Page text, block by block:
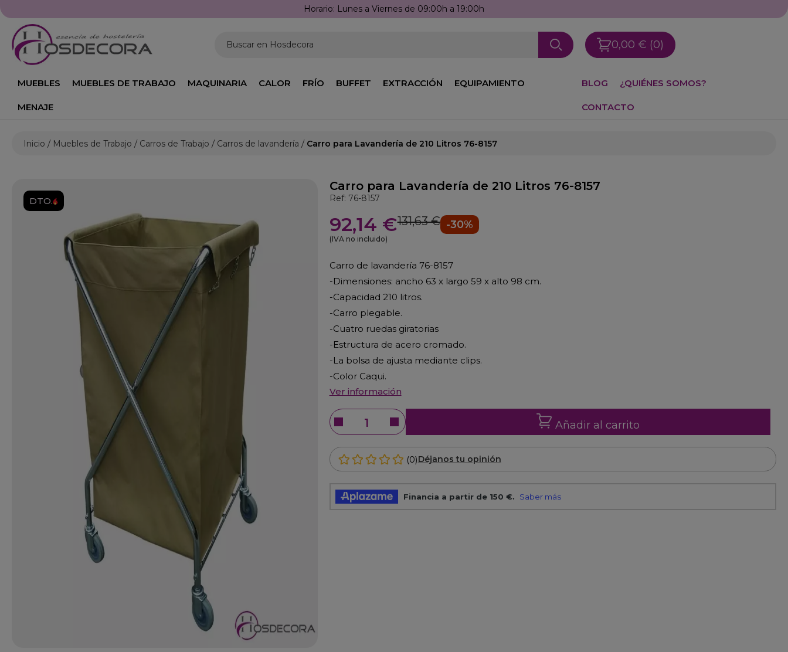
Llámanos: 976 25 59 91
Buscar en Hosdecora 0,00 € (0)
MUEBLES MUEBLES DE TRABAJO MAQUINARIA CALOR FRÍO BUFFET EXTRACCIÓN EQUIPAMIENTO
MENAJE
BLOG ¿QUIÉNES SOMOS?
CONTACTO
Inicio Muebles de Trabajo Carros de Trabajo Carros de lavandería Carro para Lavandería de 210 Litros 76-8157
DTO.
Carro para Lavandería de 210 Litros 76-8157
Ref: 76-8157
92,14 €131,63 € -30%
(IVA no incluido)
Carro de lavandería 76-8157
-Dimensiones: ancho 63 x largo 59 x alto 98 cm.
-Capacidad 210 litros.
-Carro plegable.
-Cuatro ruedas giratorias
-Estructura de acero cromado.
-La bolsa de ajusta mediante clips.
-Color Caqui.
Ver información
Añadir al carrito
(0)Déjanos tu opinión